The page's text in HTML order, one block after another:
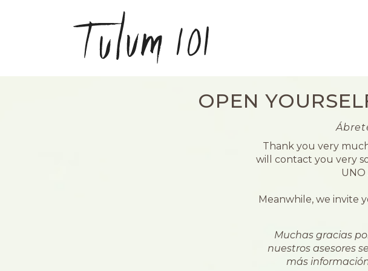
OPEN
Thank you very
will contact you very
UNO
Meanwhile, we invite
Muchas gracias
nuestros asesores
más información